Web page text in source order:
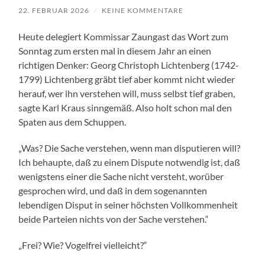
22. FEBRUAR 2026 / KEINE KOMMENTARE
Heute delegiert Kommissar Zaungast das Wort zum
Sonntag zum ersten mal in diesem Jahr an einen
richtigen Denker: Georg Christoph Lichtenberg (1742-
1799) Lichtenberg gräbt tief aber kommt nicht wieder
herauf, wer ihn verstehen will, muss selbst tief graben,
sagte Karl Kraus sinngemäß. Also holt schon mal den
Spaten aus dem Schuppen.
„Was? Die Sache verstehen, wenn man disputieren will?
Ich behaupte, daß zu einem Dispute notwendig ist, daß
wenigstens einer die Sache nicht versteht, worüber
gesprochen wird, und daß in dem sogenannten
lebendigen Disput in seiner höchsten Vollkommenheit
beide Parteien nichts von der Sache verstehen.“
„Frei? Wie? Vogelfrei vielleicht?“